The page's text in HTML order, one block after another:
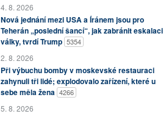
4. 8. 2026
Nová jednání mezi USA a Íránem jsou pro
Teherán „poslední šancí“, jak zabránit eskalaci
války, tvrdí Trump 5354
2. 8. 2026
Při výbuchu bomby v moskevské restauraci
zahynuli tři lidé; explodovalo zařízení, které u
sebe měla žena 4266
5. 8. 2026